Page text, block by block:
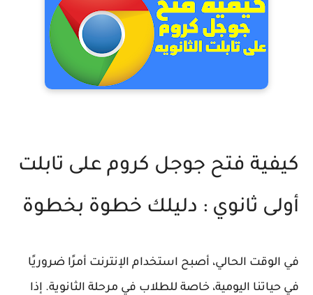
كيفية فتح جوجل كروم على تابلت
أولى ثانوي : دليلك خطوة بخطوة
في الوقت الحالي، أصبح استخدام الإنترنت أمرًا ضروريًا
في حياتنا اليومية، خاصة للطلاب في مرحلة الثانوية. إذا